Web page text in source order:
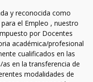
y reconocida como
el Empleo , nuestro
por Docentes
académica/profesional
cualificados en las
en la transferencia de
modalidades de